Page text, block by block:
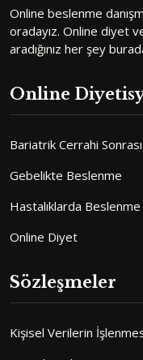
Online beslenme
oradayız. Online diyet
aradığınız her şey
Online
Bariatrik Cerrahi
Gebelikte Beslenme
Hastalıklarda Beslenme
Online Diyet
Sözleşmeler
Kişisel Verilerin